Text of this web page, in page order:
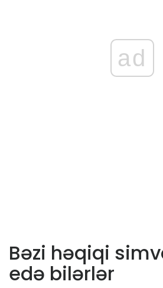
ad
Bəzi həqiqi
edə bilərlər